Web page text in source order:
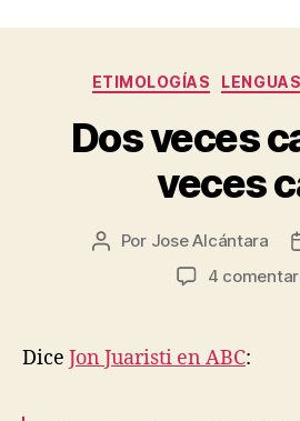
ETIMOLOGÍAS
Dos veces
veces
Autor
Por Jose Alcántara
4
Dice Jon Juaristi en ABC: